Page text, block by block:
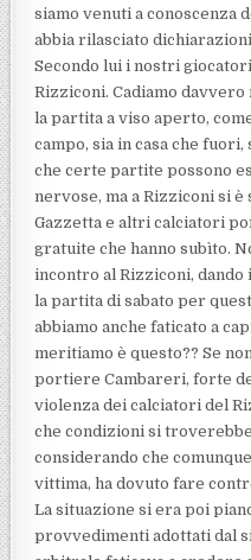
siamo venuti a conoscenza
abbia rilasciato
Secondo lui i nostri
Rizziconi. Cadiamo
la partita a viso aperto,
campo, sia in casa che fuori,
che certe partite possono
nervose, ma a Rizziconi si
Gazzetta e altri calciatori
gratuite che hanno subìto.
incontro al Rizziconi, dando
la partita di sabato per
abbiamo anche faticato a
meritiamo è questo?? Se
portiere Cambareri, forte
violenza dei calciatori del
che condizioni si
considerando che
vittima, ha dovuto fare
La situazione si era poi
provvedimenti adottati dal